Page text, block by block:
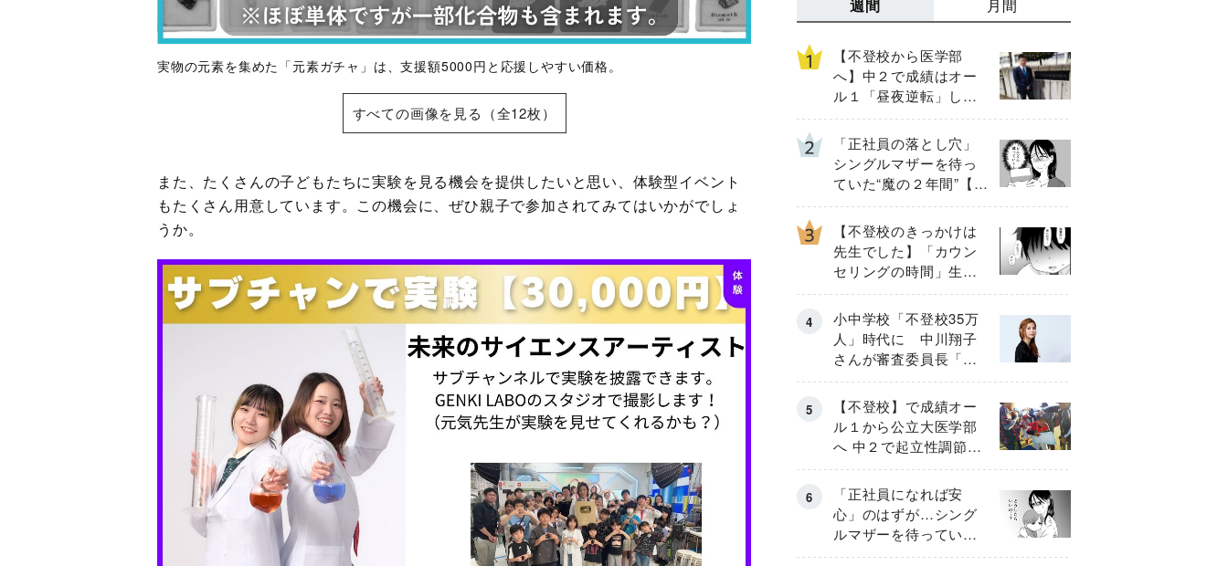
実物の元素を集めた「元素ガチャ」は、支援額5000円と応援しやすい価格。
すべての画像を見る（全12枚）
また、たくさんの子どもたちに実験を見る機会を提供したいと思い、体験型イベント
もたくさん用意しています。この機会に、ぜひ親子で参加されてみてはいかがでしょ
うか。
週間 月間
【不登校から医学部
へ】中２で成績はオー
ル１「昼夜逆転」した
わが子を”夜遊び”に連れ
出した母の気づき
「正社員の落とし穴」
シングルマザーを待っ
ていた“魔の２年間”【後
編】
【不登校のきっかけは
先生でした】「カウン
セリングの時間」生徒
の情報をバラしたの
は…《第２話》
小中学校「不登校35万
人」時代に 中川翔子
さんが審査委員長「不
登校生動画甲子園
2026」が開催
【不登校】で成績オー
ル１から公立大医学部
へ 中２で起立性調節障
害「治るまで３年」の
診断 そのとき母は
「正社員になれば安
心」のはずが…シング
ルマザーを待ってい
た“魔の２年間”【前編】